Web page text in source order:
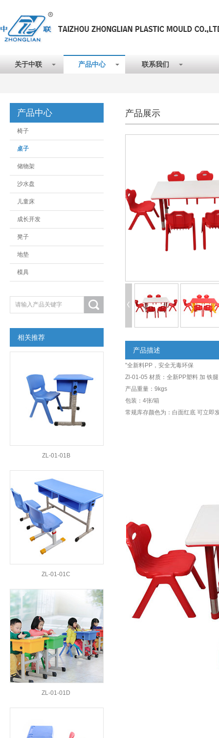
关于中联 产品中心 联系我们
产品中心
椅子
桌子
储物架
沙水盘
儿童床
成长开发
凳子
地垫
模具
相关推荐
ZL-01-01B
ZL-01-01C
ZL-01-01D
产品展示
产品描述
"全新料PP，安全无毒环保
Zl-01-05 材质：全新PP塑料 加 铁腿
产品重量：9kgs
包装：4张/箱
常规库存颜色为：白面红底 可立即